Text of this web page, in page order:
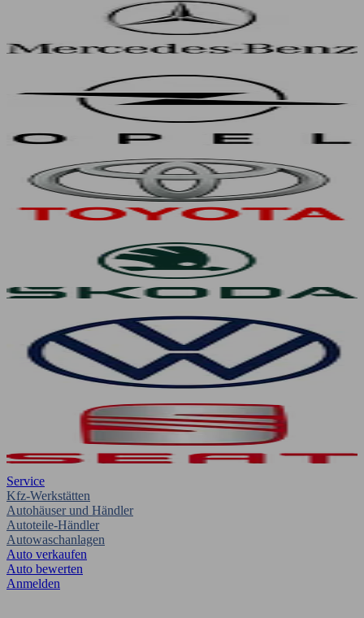
Service
Kfz-Werkstätten
Autohäuser und Händler
Autoteile-Händler
Autowaschanlagen
Auto verkaufen
Auto bewerten
Anmelden